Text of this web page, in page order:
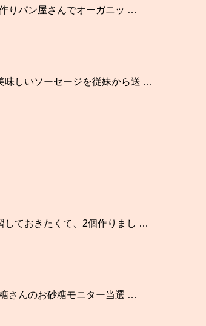
りパン屋さんでオーガニッ …
味しいソーセージを従妹から送 …
しておきたくて、2個作りまし …
さんのお砂糖モニター当選 …